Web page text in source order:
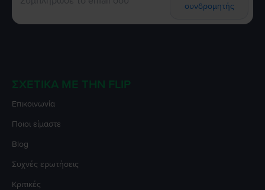
συνδρομητής
ΣΧΕΤΙΚΆ ΜΕ ΤΗΝ FLIP
Επικοινωνία
Ποιοι είμαστε
Blog
Συχνές ερωτήσεις
Κριτικές